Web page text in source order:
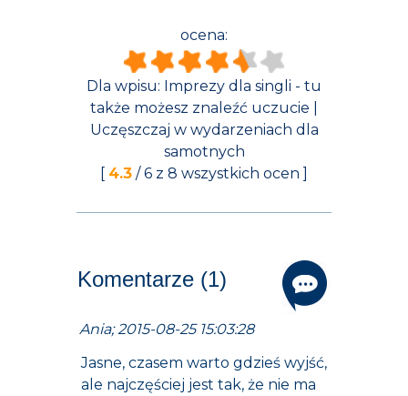
ocena:
Dla wpisu: Imprezy dla singli - tu
także możesz znaleźć uczucie |
Uczęszczaj w wydarzeniach dla
samotnych
[ 4.3 /6 z 8 wszystkich ocen ]
Komentarze (1)
Ania; 2015-08-25 15:03:28
Jasne, czasem warto gdzieś wyjść,
ale najczęściej jest tak, że nie ma